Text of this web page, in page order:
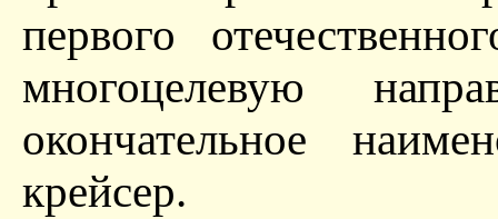
первого
многоцелевую
окончательное
крейсер.